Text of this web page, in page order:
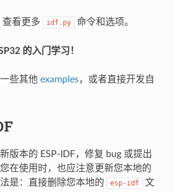
查看更多 idf.py 命令和选项。
的入门学习！
些其他 examples，或者直接开发自
版本的 ESP-IDF，修复 bug 或提出
在使用时，也应注意更新您本地的
是：直接删除您本地的
esp-idf
文